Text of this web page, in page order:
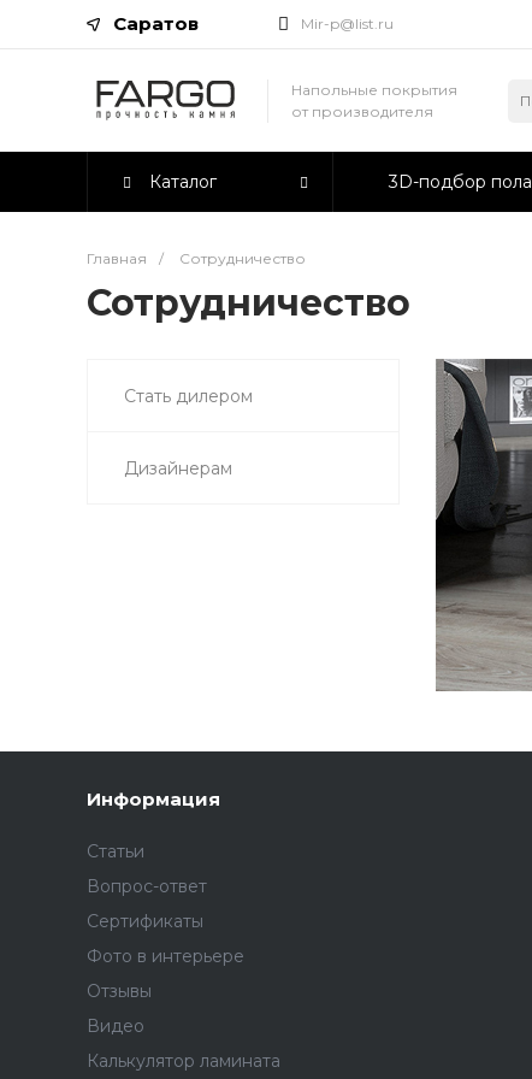
Саратов Mir-p@list.ru
Напольные покрытия
от производителя
Каталог 3D-подбор пола
Главная / Сотрудничество
Сотрудничество
Стать дилером
Дизайнерам
Информация
Статьи
Вопрос-ответ
Сертификаты
Фото в интерьере
Отзывы
Видео
Калькулятор ламината